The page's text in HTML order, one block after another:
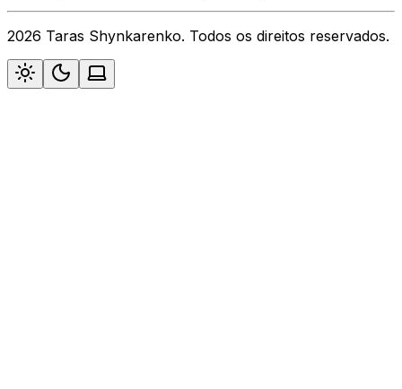
2026 Taras Shynkarenko. Todos os direitos reservados.